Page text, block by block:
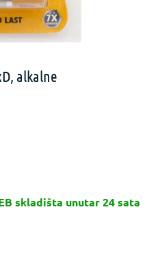
alkalne
skladišta unutar 24 sata